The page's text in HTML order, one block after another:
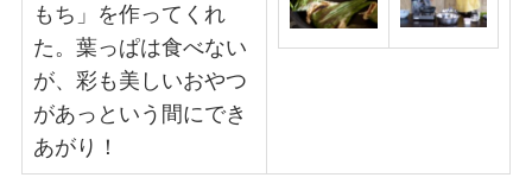
もち」を作ってくれ
た。葉っぱは食べない
が、彩も美しいおやつ
があっという間にでき
あがり！